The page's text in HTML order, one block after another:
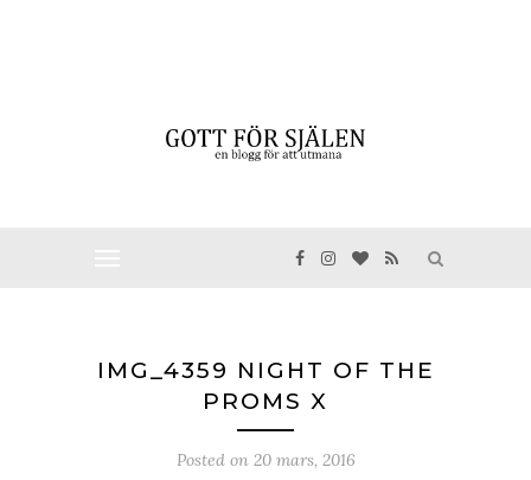
IMG_4359 NIGHT OF THE
PROMS X
Posted on 20 mars, 2016